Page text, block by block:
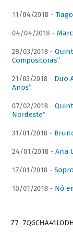
11/04/2018 -
04/04/2018 -
28/03/2018 -
Compositoras”
21/03/2018 - Duo
Anos”
07/02/2018 -
Nordeste”
31/01/2018 -
24/01/2018 - Ana
17/01/2018 -
10/01/2018 - Nó